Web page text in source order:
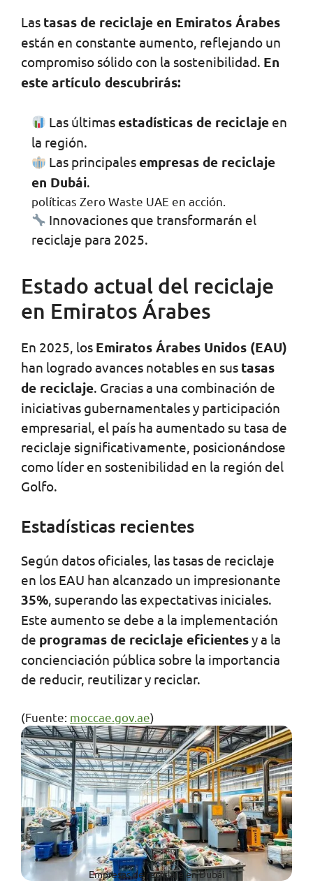
Las tasas de reciclaje en Emiratos Árabes
están en constante aumento, reflejando un
compromiso sólido con la sostenibilidad. En
este artículo descubrirás:
Las últimasestadísticas de reciclaje en
la región.
Las principalesempresas de reciclaje
en Dubái.
políticas Zero Waste UAE en acción.
Innovaciones que transformarán el
reciclaje para 2025.
Estado actual del reciclaje
en Emiratos Árabes
En 2025, los Emiratos Árabes Unidos (EAU)
han logrado avances notables en sus tasas
de reciclaje. Gracias a una combinación de
iniciativas gubernamentales y participación
empresarial, el país ha aumentado su tasa de
reciclaje significativamente, posicionándose
como líder en sostenibilidad en la región del
Golfo.
Estadísticas recientes
Según datos oficiales, las tasas de reciclaje
en los EAU han alcanzado un impresionante
35%, superando las expectativas iniciales.
Este aumento se debe a la implementación
de programas de reciclaje eficientesy a la
concienciación pública sobre la importancia
de reducir, reutilizar y reciclar.
(Fuente: moccae.gov.ae)
Empresas de reciclaje en Dubái